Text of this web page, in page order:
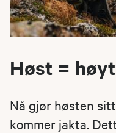
Høst =
Nå gjør høsten
kommer jakta.